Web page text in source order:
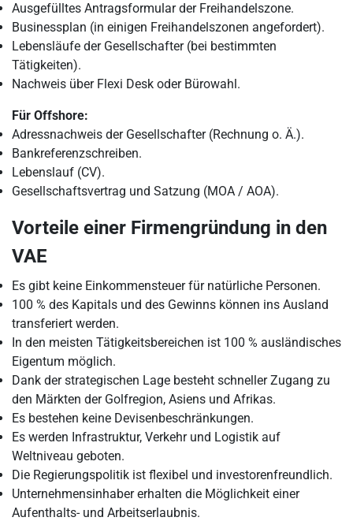
Ausgefülltes Antragsformular der Freihandelszone.
Businessplan (in einigen Freihandelszonen angefordert).
Lebensläufe der Gesellschafter (bei bestimmten
Tätigkeiten).
Nachweis über Flexi Desk oder Bürowahl.
Für Offshore:
Adressnachweis der Gesellschafter (Rechnung o. Ä.).
Bankreferenzschreiben.
Lebenslauf (CV).
Gesellschaftsvertrag und Satzung (MOA / AOA).
Vorteile einer Firmengründung in den
VAE
Es gibt keine Einkommensteuer für natürliche Personen.
100 % des Kapitals und des Gewinns können ins Ausland
transferiert werden.
In den meisten Tätigkeitsbereichen ist 100 % ausländisches
Eigentum möglich.
Dank der strategischen Lage besteht schneller Zugang zu
den Märkten der Golfregion, Asiens und Afrikas.
Es bestehen keine Devisenbeschränkungen.
Es werden Infrastruktur, Verkehr und Logistik auf
Weltniveau geboten.
Die Regierungspolitik ist flexibel und investorenfreundlich.
Unternehmensinhaber erhalten die Möglichkeit einer
Aufenthalts- und Arbeitserlaubnis.